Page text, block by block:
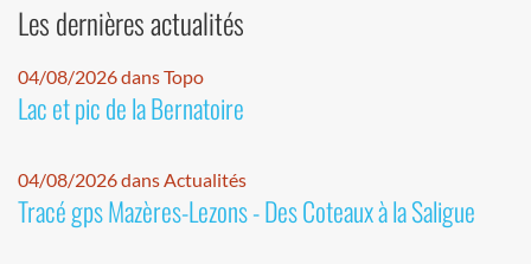
Les dernières actualités
04/08/2026 dans Topo
Lac et pic de la Bernatoire
04/08/2026 dans Actualités
Tracé gps Mazères-Lezons - Des Coteaux à la Saligue